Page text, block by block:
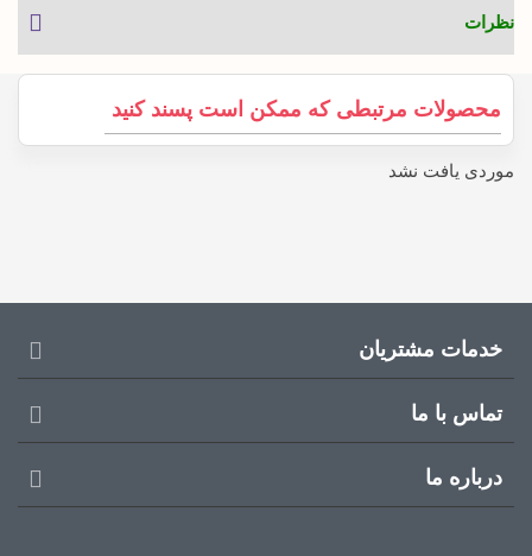
نظرات
محصولات مرتبطی که ممکن است پسند کنید
موردی یافت نشد
خدمات مشتریان
تماس با ما
درباره ما